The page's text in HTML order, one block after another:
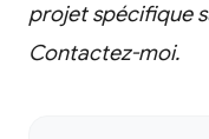
projet spécifique
Contactez-moi.